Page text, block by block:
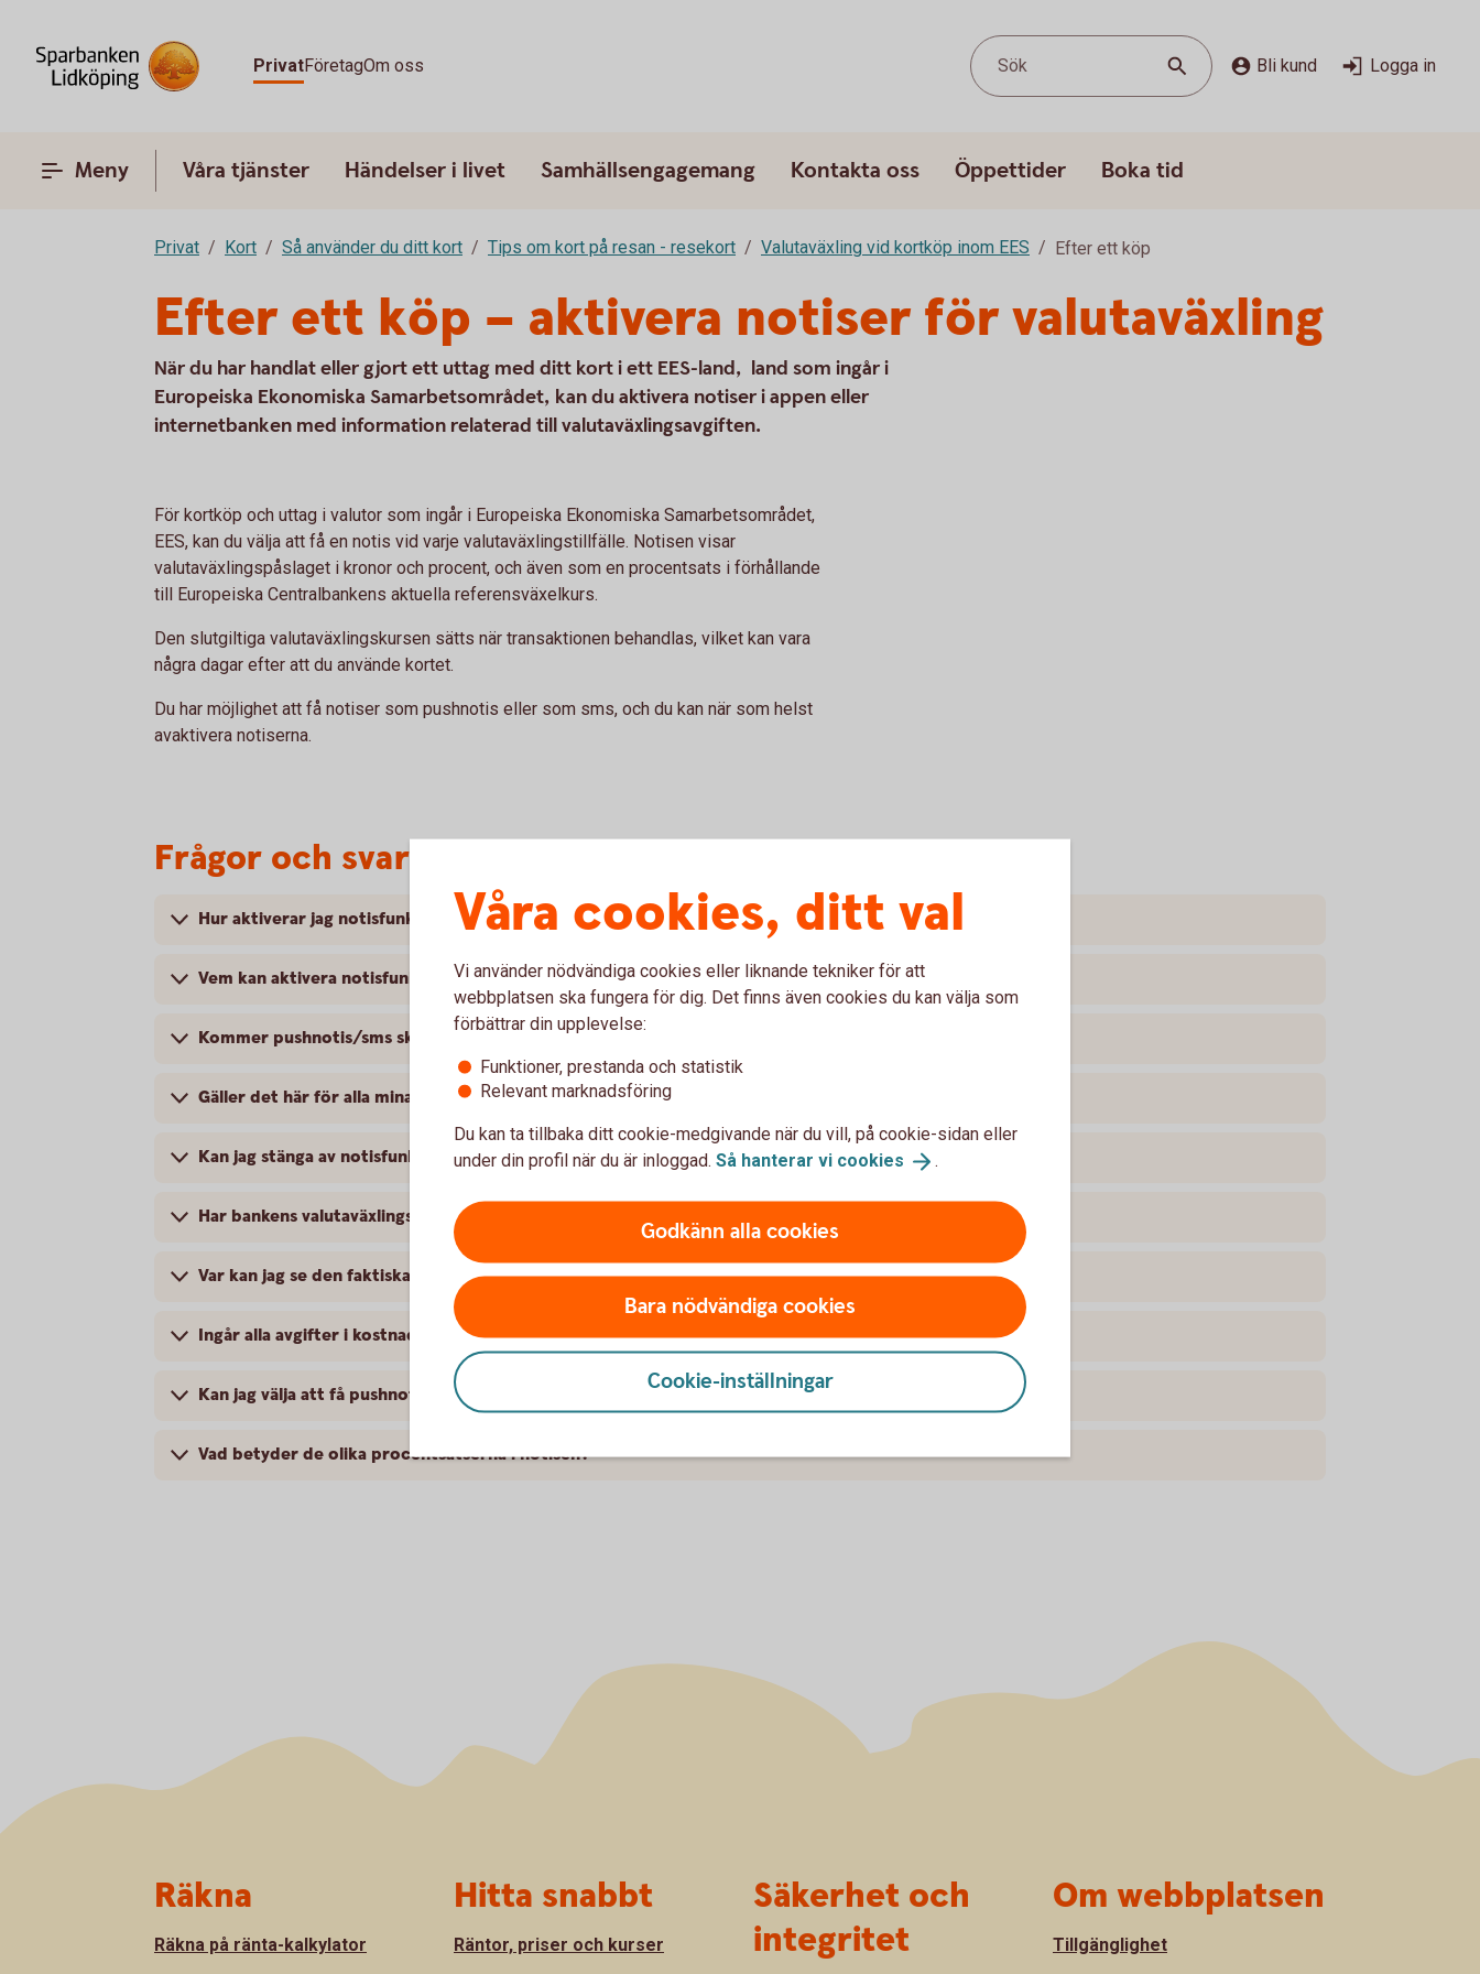
PrivatFöretagOm oss Sök Bli kund Logga in
Meny Våra tjänster Händelser i livet Samhällsengagemang Kontakta oss Öppettider Boka tid
Privat Kort Så använder du ditt kort Tips om kort på resan - resekort Valutaväxling vid kortköp inom EES Efter ett köp
Efter ett köp – aktivera notiser för valutaväxling
När du har handlat eller gjort ett uttag med ditt kort i ett EES-land, land som ingår i
Europeiska Ekonomiska Samarbetsområdet, kan du aktivera notiser i appen eller
internetbanken med information relaterad till valutaväxlingsavgiften.
För kortköp och uttag i valutor som ingår i Europeiska Ekonomiska Samarbetsområdet,
EES, kan du välja att få en notis vid varje valutaväxlingstillfälle. Notisen visar
valutaväxlingspåslaget i kronor och procent, och även som en procentsats i förhållande
till Europeiska Centralbankens aktuella referensväxelkurs.
Den slutgiltiga valutaväxlingskursen sätts när transaktionen behandlas, vilket kan vara
några dagar efter att du använde kortet.
Du har möjlighet att få notiser som pushnotis eller som sms, och du kan när som helst
avaktivera notiserna.
Frågor och svar
Hur aktiverar jag notisfunktionen?
Vem kan aktivera notisfunktionen?
Kommer pushnotis/sms skickas för korttransaktioner i hela världen eller bara inom EES/EU?
Gäller det här för alla mina kort?
Kan jag stänga av notisfunktionen?
Har bankens valutaväxlingspåslag ändrats?
Var kan jag se den faktiska valutaväxlingskursen jag fick på ett köp?
Ingår alla avgifter i kostnaden för en transaktion?
Kan jag välja att få pushnotis/sms för endast ett kort ifall jag har flera kort?
Vad betyder de olika procentsatserna i notisen?
Våra cookies, ditt val
Vi använder nödvändiga cookies eller liknande tekniker för att
webbplatsen ska fungera för dig. Det finns även cookies du kan välja som
förbättrar din upplevelse:
Funktioner, prestanda och statistik
Relevant marknadsföring
Du kan ta tillbaka ditt cookie-medgivande när du vill, på cookie-sidan eller
under din profil när du är inloggad. Så hanterar vi cookies .
Godkänn alla cookies
Bara nödvändiga cookies
Cookie-inställningar
Räkna
Räkna på ränta-kalkylator
Hitta snabbt
Räntor, priser och kurser
Säkerhet och
integritet
Om webbplatsen
Tillgänglighet